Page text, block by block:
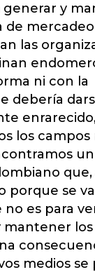
generar y
de
las
ni con la
debería
los campos
porque se va
es para
mantener
medios se